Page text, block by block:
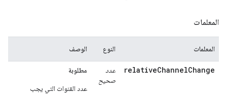
المعلمات
المعلمات النوع الوصف
relativeChannelChange
عدد
صحيح
مطلوبة
عدد القنوات التي يجب